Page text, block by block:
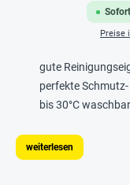
Preise
gute
perfekte
bis 30°C waschbar
weiterlesen